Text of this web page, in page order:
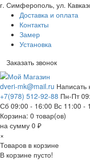
г. Симферополь, ул.
Доставка и оплата
Контакты
Замер
Установка
Заказать звонок
dveri-mk@mail.ru Написать
+7(978) 512-92-88 Пн-Пт
Сб 09:00 - 16:00 Вс 11:00 -
Корзина: 0 товар(ов)
на сумму 0 ₽
×
Товаров в корзине
В корзине пусто!